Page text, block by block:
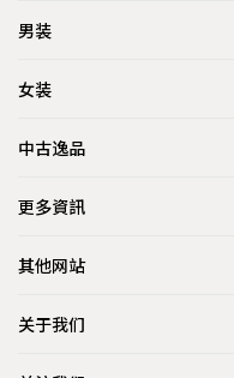
男装
女装
中古逸品
更多資訊
其他网站
关于我们